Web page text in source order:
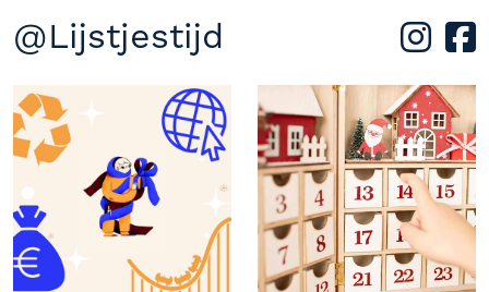
@Lijstjestijd